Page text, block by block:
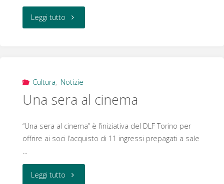
Leggi tutto "Tariffe
Cultura, Notizie
Una sera al cinema
“Una sera al cinema” è l’iniziativa del DLF Torino per
offrire ai soci l’acquisto di 11 ingressi prepagati a sale
…
Leggi tutto "Una